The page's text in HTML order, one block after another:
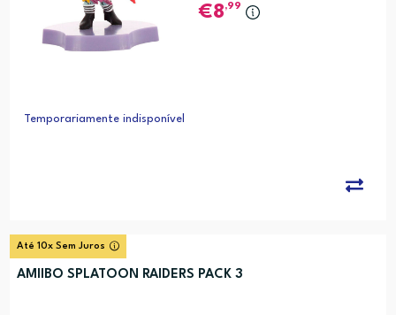
8,99
Temporariamente indisponível
Até 10x Sem Juros
AMIIBO SPLATOON RAIDERS PACK 3